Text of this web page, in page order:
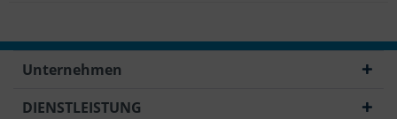
Unternehmen
DIENSTLEISTUNG